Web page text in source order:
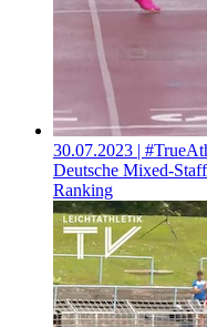
30.07.2023 |
Deutsche Mixed-
Ranking